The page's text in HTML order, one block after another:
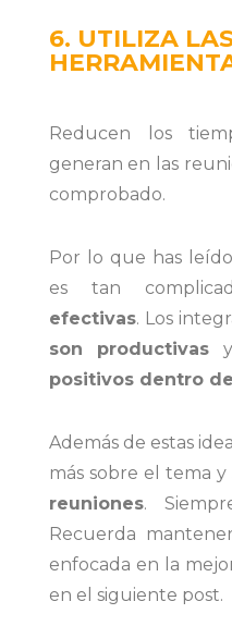
6. UTILIZA
Reducen los
generan en las
comprobado.
Por lo que has
es tan
efectivas. Los
son productivas
positivos dentro
Además de estas
más sobre el tema
reuniones.
Recuerda
enfocada en la
en el siguiente post.